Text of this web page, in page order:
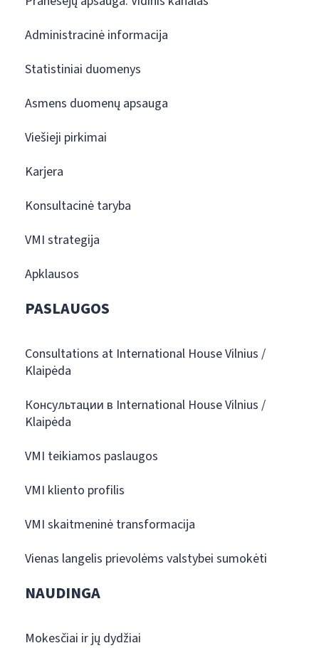
Administracinė informacija
Statistiniai duomenys
Asmens duomenų apsauga
Viešieji pirkimai
Karjera
Konsultacinė taryba
VMI strategija
Apklausos
PASLAUGOS
Consultations at International House Vilnius /
Klaipėda
Консультации в International House Vilnius /
Klaipėda
VMI teikiamos paslaugos
VMI kliento profilis
VMI skaitmeninė transformacija
Vienas langelis prievolėms valstybei sumokėti
NAUDINGA
Mokesčiai ir jų dydžiai